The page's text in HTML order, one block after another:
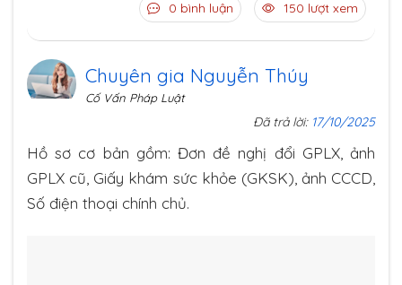
0 bình luận 150 lượt xem
Chuyên gia Nguyễn Thúy
Cố Vấn Pháp Luật
Đã trả lời: 17/10/2025
Hồ sơ cơ bản gồm: Đơn đề nghị đổi GPLX, ảnh
GPLX cũ, Giấy khám sức khỏe (GKSK), ảnh CCCD,
Số điện thoại chính chủ.